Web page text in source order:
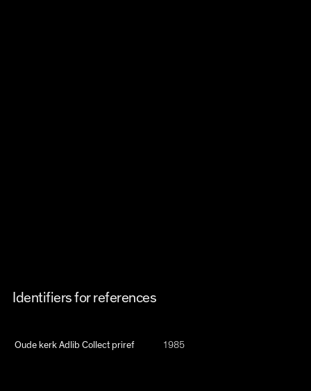
Identifiers for references
Oude kerk Adlib Collect priref 1985